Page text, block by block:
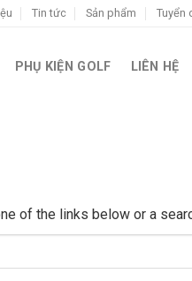
Tin tức Sản phẩm Tuyển
PHỤ KIỆN GOLF LIÊN HỆ
of the links below or a